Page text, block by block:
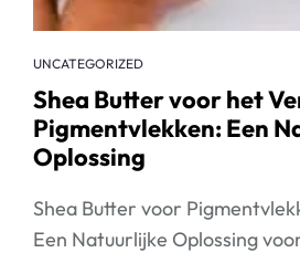
UNCATEGORIZED
Shea Butter voor het
Pigmentvlekken: Een
Oplossing
Shea Butter voor
Een Natuurlijke Oplossing